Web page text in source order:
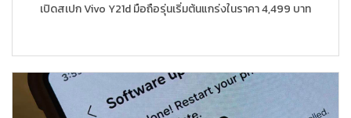
เปิดสเปก Vivo Y21d มือถือรุ่นเริ่มต้นแกร่งในราคา 4,499 บาท